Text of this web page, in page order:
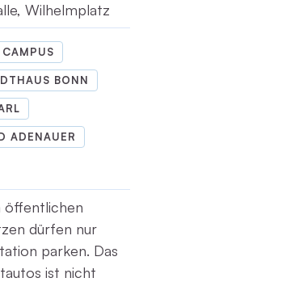
Wilhelmplatz
BONN
ADENAUER
öffentlichen
dürfen nur
parken. Das
ist nicht